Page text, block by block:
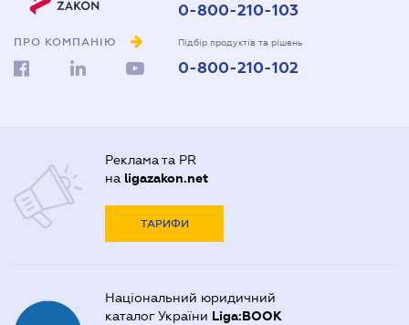
ПРО КОМПАНІЮ
0-800-210-103
Підбір продуктів та рішень
0-800-210-102
Реклама та PR
на ligazakon.net
ТАРИФИ
Національний юридичний
каталог України Liga:BOOK